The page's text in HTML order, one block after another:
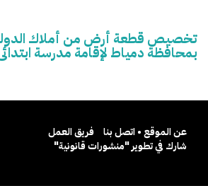
تخصيص قطعة أرض من أملاك
بمحافظة دمياط لإقامة مدرسة
عن الموقع • اتصل بنا
فريق العمل
شارك في تطوير "منشورات قانونية"